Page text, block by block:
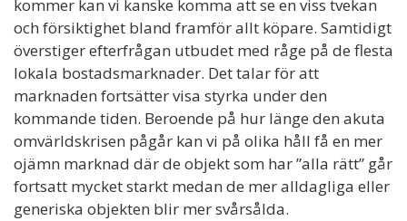
kommer kan vi kanske komma att se en viss tvekan
och försiktighet bland framför allt köpare. Samtidigt
överstiger efterfrågan utbudet med råge på de flesta
lokala bostadsmarknader. Det talar för att
marknaden fortsätter visa styrka under den
kommande tiden. Beroende på hur länge den akuta
omvärldskrisen pågår kan vi på olika håll få en mer
ojämn marknad där de objekt som har ”alla rätt” går
fortsatt mycket starkt medan de mer alldagliga eller
generiska objekten blir mer svårsålda.